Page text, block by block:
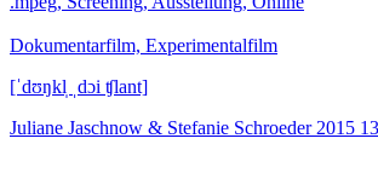
Dokumentarfilm, Experimentalfilm
[ˈdʊŋkl̩ ˌdɔi ʧlant]
Juliane Jaschnow & Stefanie Schroeder 2015